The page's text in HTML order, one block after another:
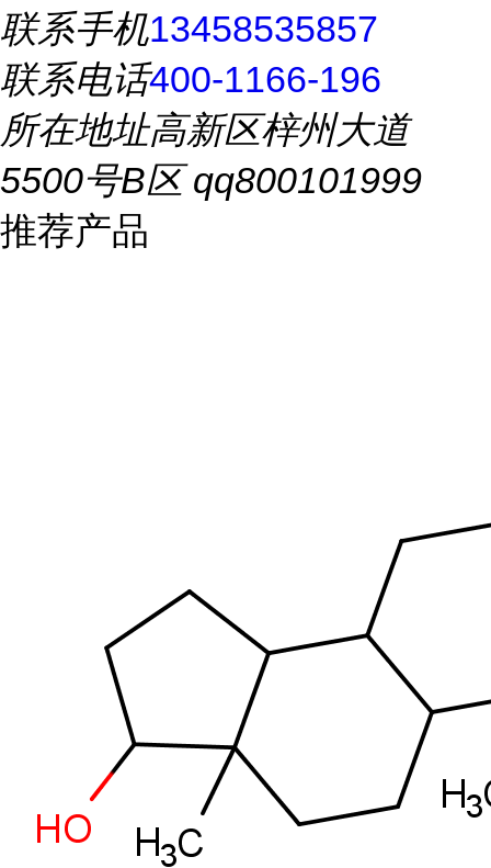
联系手机13458535857
联系电话400-1166-196
所在地址高新区梓州大道
5500号B区 qq800101999
推荐产品